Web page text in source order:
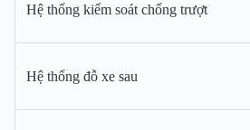
Hệ thống kiểm soát chống trượt
Hệ thống đỗ xe sau